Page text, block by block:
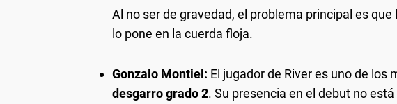
Al no ser de gravedad, el problema principal es
lo pone en la cuerda floja.
Gonzalo Montiel: El jugador de River es uno de los
desgarro grado 2. Su presencia en el debut no